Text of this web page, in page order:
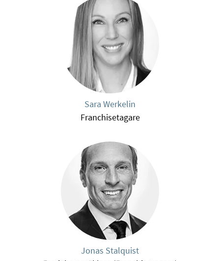
Sara Werkelin
Franchisetagare
Jonas Stalquist